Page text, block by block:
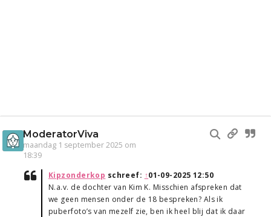
ModeratorViva
maandag 1 september 2025 om
18:39
Kipzonderkop schreef: ↑01-09-2025 12:50
N.a.v. de dochter van Kim K. Misschien afspreken dat
we geen mensen onder de 18 bespreken? Als ik
puberfoto’s van mezelf zie, ben ik heel blij dat ik daar